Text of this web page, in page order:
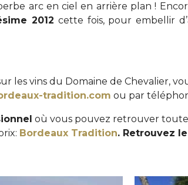
arc en ciel en arrière plan !
2012 cette fois, pour embellir
les vins du Domaine de Chevalier,
tradition.com ou par
où vous pouvez retrouver
Bordeaux Tradition. Retrouvez